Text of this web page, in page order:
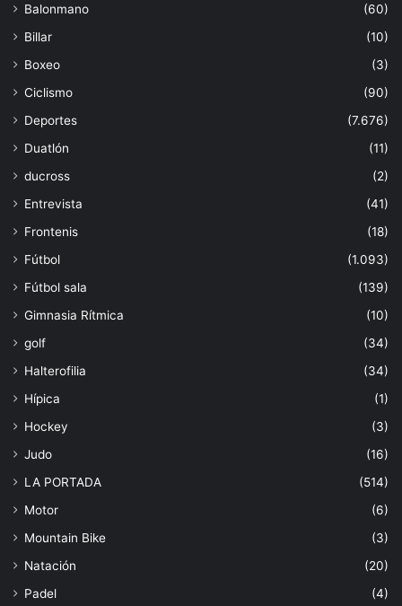
Balonmano
(60)
Billar
(10)
Boxeo
(3)
Ciclismo
(90)
Deportes
(7.676)
Duatlón
(11)
ducross
(2)
Entrevista
(41)
Frontenis
(18)
Fútbol
(1.093)
Fútbol sala
(139)
Gimnasia Rítmica
(10)
golf
(34)
Halterofilia
(34)
Hípica
(1)
Hockey
(3)
Judo
(16)
LA PORTADA
(514)
Motor
(6)
Mountain Bike
(3)
Natación
(20)
Padel
(4)